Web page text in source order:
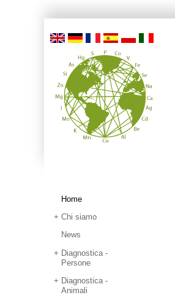
Home
Chi siamo
News
Diagnostica -
Persone
Diagnostica -
Animali